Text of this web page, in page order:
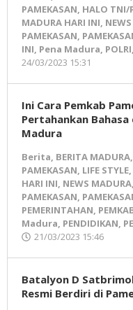
PAMEKASAN, HALO TNI/
MADURA HARI INI,
PAMEKASAN,
INI, Pena Madura, POLRI,
24/03/2023 15:31
Ini Cara Pemkab
Pertahankan Bahasa
Madura
Berita, BERITA MADURA,
PAMEKASAN, LIFE STYLE,
HARI INI, NEWS MADURA,
PAMEKASAN,
PEMERINTAHAN,
Madura, PENDIDIKAN,
21/03/2023 15:46
Batalyon D
Resmi Berdiri di